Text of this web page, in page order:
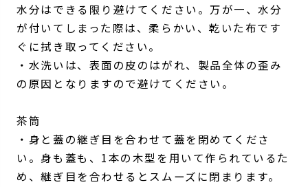
水分はできる限り避けてください。万が一、水分
が付いてしまった際は、柔らかい、乾いた布です
ぐに拭き取ってください。
・水洗いは、表面の皮のはがれ、製品全体の歪み
の原因となりますので避けてください。
茶筒
・身と蓋の継ぎ目を合わせて蓋を閉めてくださ
い。身も蓋も、1本の木型を用いて作られているた
め、継ぎ目を合わせるとスムーズに閉まります。